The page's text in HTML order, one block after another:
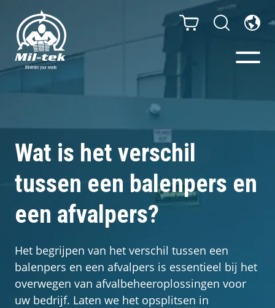
Balenpersen en compactors
Segmenten
Materialen
Klantcases
Gidsen
Contact
Wat is het verschil
tussen een balenpers en
een afvalpers?
Het begrijpen van het verschil tussen een
balenpers en een afvalpers is essentieel bij het
overwegen van afvalbeheeroplossingen voor
uw bedrijf. Laten we het opsplitsen in